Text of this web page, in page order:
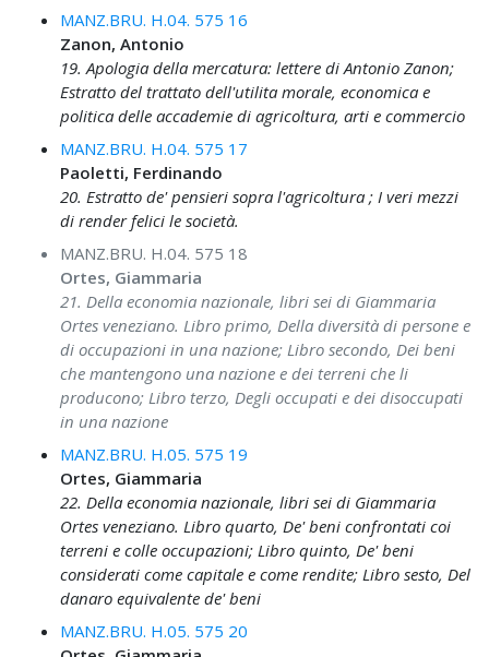
MANZ.BRU. H.04. 575 16
Zanon, Antonio
19. Apologia della mercatura: lettere di Antonio Zanon;
Estratto del trattato dell'utilita morale, economica e
politica delle accademie di agricoltura, arti e commercio
MANZ.BRU. H.04. 575 17
Paoletti, Ferdinando
20. Estratto de' pensieri sopra l'agricoltura ; I veri mezzi
di render felici le società.
MANZ.BRU. H.04. 575 18
Ortes, Giammaria
21. Della economia nazionale, libri sei di Giammaria
Ortes veneziano. Libro primo, Della diversità di persone e
di occupazioni in una nazione; Libro secondo, Dei beni
che mantengono una nazione e dei terreni che li
producono; Libro terzo, Degli occupati e dei disoccupati
in una nazione
MANZ.BRU. H.05. 575 19
Ortes, Giammaria
22. Della economia nazionale, libri sei di Giammaria
Ortes veneziano. Libro quarto, De' beni confrontati coi
terreni e colle occupazioni; Libro quinto, De' beni
considerati come capitale e come rendite; Libro sesto, Del
danaro equivalente de' beni
MANZ.BRU. H.05. 575 20